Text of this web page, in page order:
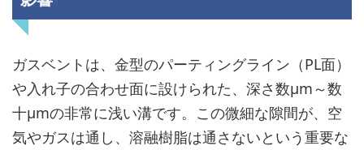
ガスベントは、金型のパーティングライン（PL面）
や入れ子の合わせ面に設けられた、深さ数μm～数
十μmの非常に浅い溝です。この微細な隙間が、空
気やガスは通し、溶融樹脂は通さないという重要な